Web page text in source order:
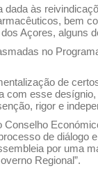
dada às
bem
Açores, alguns
no
de
com esse
rigor e
Conselho
de diálogo
por uma
Regional”.